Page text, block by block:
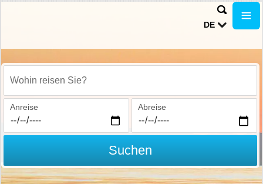
DE
Wohin reisen Sie?
Anreise Abreise
Suchen